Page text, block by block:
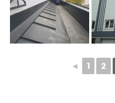
◄ 1 2